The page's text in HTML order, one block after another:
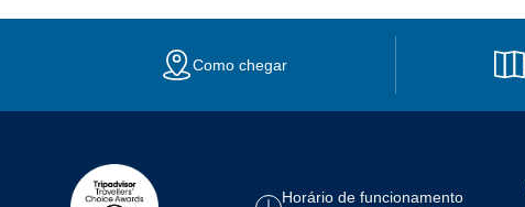
Como chegar
Horário de funcionamento